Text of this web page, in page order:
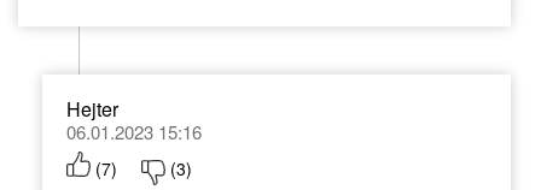
Hejter
06.01.2023 15:16
(7) (3)